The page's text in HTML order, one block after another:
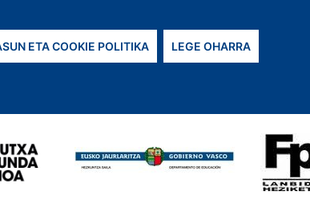
ETA COOKIE POLITIKA LEGE OHARRA